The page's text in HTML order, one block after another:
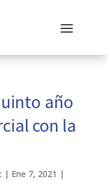
año
con la
| Ene 7, 2021 |